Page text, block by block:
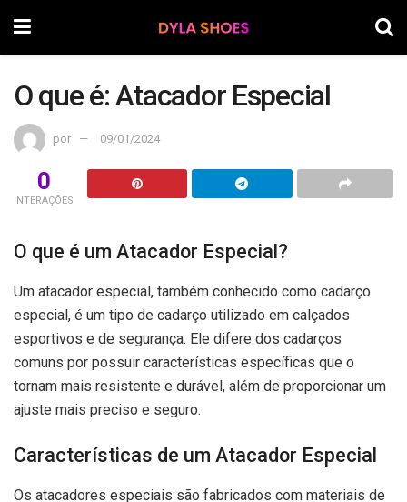
O que é: Atacador Especial
por 09/01/2024
0
INTERAÇÕES
O que é um Atacador Especial?
Um atacador especial, também conhecido como cadarço
especial, é um tipo de cadarço utilizado em calçados
esportivos e de segurança. Ele difere dos cadarços
comuns por possuir características específicas que o
tornam mais resistente e durável, além de proporcionar um
ajuste mais preciso e seguro.
Características de um Atacador Especial
Os atacadores especiais são fabricados com materiais de